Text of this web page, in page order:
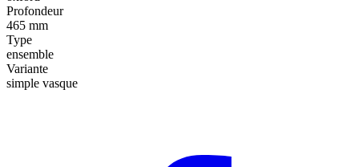
Profondeur
465 mm
Type
ensemble
Variante
simple vasque